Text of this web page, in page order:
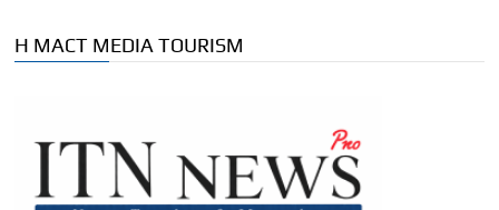
Η MACT MEDIA TOURISM